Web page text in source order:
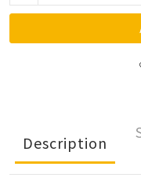
Description